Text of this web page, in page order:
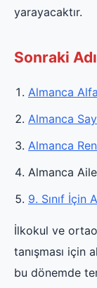
yarayacaktır.
Sonraki
Almanca
Almanca
Almanca
Almanca
9. Sınıf İçin
İlkokul ve
tanışması için
bu dönemde